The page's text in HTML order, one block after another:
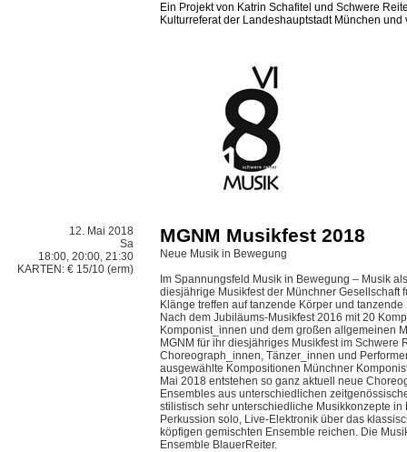
Ein Projekt von Katrin Schafitel und Schwere
Kulturreferat der Landeshauptstadt München
12. Mai 2018
Sa
18:00, 20:00, 21:30
KARTEN: € 15/10 (erm)
MGNM Musikfest 2018
Neue Musik in Bewegung
Im Spannungsfeld Musik in Bewegung – Musik
diesjährige Musikfest der Münchner Gesellschaft
Klänge treffen auf tanzende Körper und
Nach dem Jubiläums-Musikfest 2016 mit 20
Komponist_innen und dem großen allgemeinen
MGNM für ihr diesjähriges Musikfest im Schwere
Choreograph_innen, Tänzer_innen und
ausgewählte Kompositionen Münchner
Mai 2018 entstehen so ganz aktuell neue
Ensembles aus unterschiedlichen
stilistisch sehr unterschiedliche Musikkonzepte in
Perkussion solo, Live-Elektronik über das
köpfigen gemischten Ensemble reichen. Die
Ensemble BlauerReiter.